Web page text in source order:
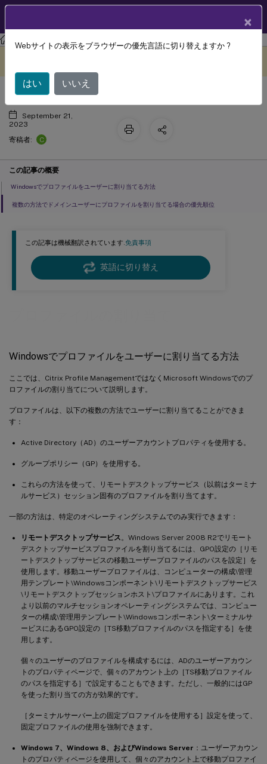
Profile Management Profile Management 2305
この記事は機械翻訳されています.免責事項
英語に切り替え
Windowsでプロファイルをユーザーに割り当てる方法
ここでは、Citrix Profile ManagementではなくMicrosoft Windowsでのプ
ロファイルの割り当てについて説明します。
プロファイルは、以下の複数の方法でユーザーに割り当てることができま
す：
Active Directory（AD）のユーザーアカウントプロパティを使用する。
グループポリシー（GP）を使用する。
これらの方法を使って、リモートデスクトップサービス（以前はターミナ
ルサービス）セッション固有のプロファイルを割り当てます。
一部の方法は、特定のオペレーティングシステムでのみ実行できます：
リモートデスクトップサービス 。Windows Server 2008 R2でリモート
デスクトップサービスプロファイルを割り当てるには、GPO設定の［リモ
ートデスクトップサービスの移動ユーザープロファイルのパスを設定］を
使用します。移動ユーザープロファイルは、コンピューターの構成\管理
用テンプレート\Windowsコンポーネント\リモートデスクトップサービス
\リモートデスクトップセッションホスト\プロファイルにあります。これ
より以前のマルチセッションオペレーティングシステムでは、コンピュー
ターの構成\管理用テンプレート\Windowsコンポーネント\ターミナルサ
ービスにあるGPO設定の［TS移動プロファイルのパスを指定する］を使
用します。
個々のユーザーのプロファイルを構成するには、ADのユーザーアカウン
トのプロパティページで、個々のアカウント上の［TS移動プロファイル
のパスを指定する］で設定することもできます。ただし、一般的にはGP
を使った割り当ての方が効果的です。
［ターミナルサーバー上の固定プロファイルを使用する］設定を使って、
固定プロファイルの使用を強制できます。
Windows 7、Windows 8、およびWindows Server ：ユーザーアカウン
トのプロパティページを使用して、個々のアカウント上で移動プロファイ
プロファイルの割り当て
September 21,
2023
寄稿者:
C
この記事の概要
Windowsでプロファイルをユーザーに割り当てる方法
複数の方法でドメインユーザーにプロファイルを割り当てる場合の優先順位
×
Webサイトの表示をブラウザーの優先言語に切り替えますか ?
はい いいえ